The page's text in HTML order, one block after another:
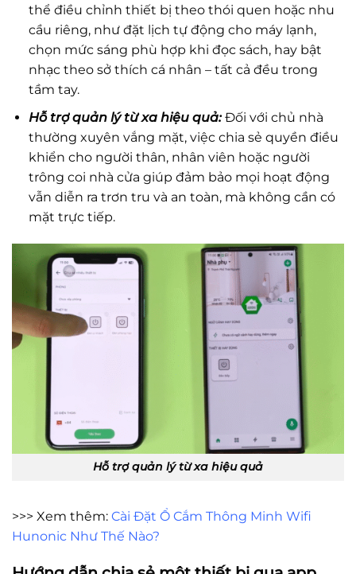
thể điều chỉnh thiết bị theo thói quen hoặc nhu
cầu riêng, như đặt lịch tự động cho máy lạnh,
chọn mức sáng phù hợp khi đọc sách, hay bật
nhạc theo sở thích cá nhân – tất cả đều trong
tầm tay.
Hỗ trợ quản lý từ xa hiệu quả:Đối với chủ nhà
thường xuyên vắng mặt, việc chia sẻ quyền điều
khiển cho người thân, nhân viên hoặc người
trông coi nhà cửa giúp đảm bảo mọi hoạt động
vẫn diễn ra trơn tru và an toàn, mà không cần có
mặt trực tiếp.
Hỗ trợ quản lý từ xa hiệu quả
>>> Xem thêm: Cài Đặt Ổ Cắm Thông Minh Wifi
Hunonic Như Thế Nào?